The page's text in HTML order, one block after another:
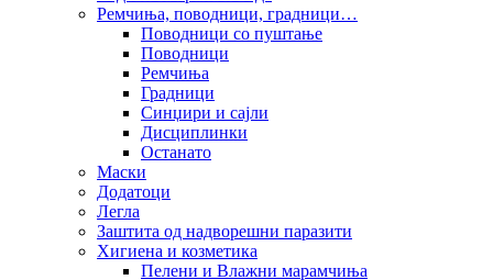
Ремчиња, поводници, градници…
Поводници со пуштање
Поводници
Ремчиња
Градници
Синџири и сајли
Дисциплинки
Останато
Маски
Додатоци
Легла
Заштита од надворешни паразити
Хигиена и козметика
Пелени и Влажни марамчиња